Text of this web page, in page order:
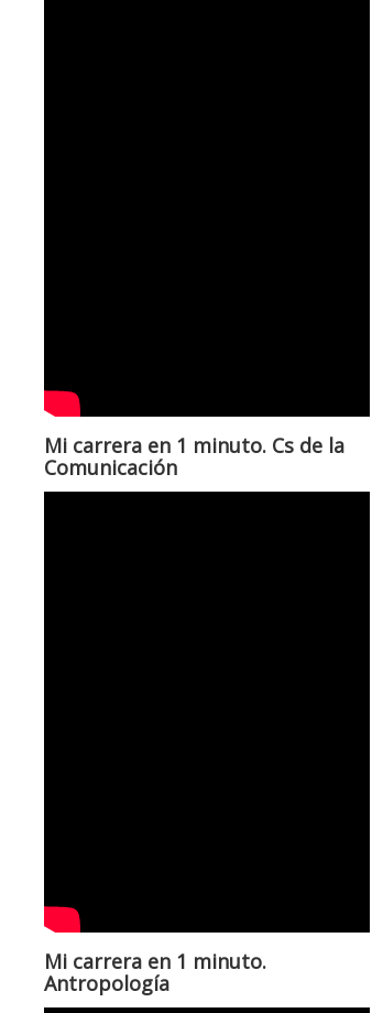
Mi carrera en 1 minuto. Cs de la
Comunicación
Mi carrera en 1 minuto.
Antropología